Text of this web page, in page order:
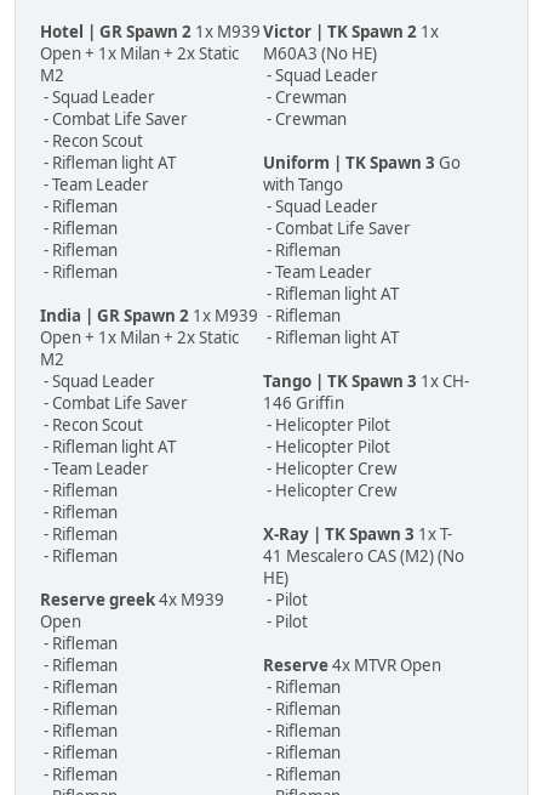
Hotel | GR Spawn 2 1x M939
Open + 1x Milan + 2x Static
M2
- Squad Leader
- Combat Life Saver
- Recon Scout
- Rifleman light AT
- Team Leader
- Rifleman
- Rifleman
- Rifleman
- Rifleman
India | GR Spawn 2 1x M939
Open + 1x Milan + 2x Static
M2
- Squad Leader
- Combat Life Saver
- Recon Scout
- Rifleman light AT
- Team Leader
- Rifleman
- Rifleman
- Rifleman
- Rifleman
Reserve greek4x M939
Open
- Rifleman
- Rifleman
- Rifleman
- Rifleman
- Rifleman
- Rifleman
- Rifleman
Victor | TK Spawn 2 1x
M60A3 (No HE)
- Squad Leader
- Crewman
- Crewman
Uniform | TK Spawn 3 Go
with Tango
- Squad Leader
- Combat Life Saver
- Rifleman
- Team Leader
- Rifleman light AT
- Rifleman
- Rifleman light AT
Tango | TK Spawn 3 1x CH-
146 Griffin
- Helicopter Pilot
- Helicopter Pilot
- Helicopter Crew
- Helicopter Crew
X-Ray | TK Spawn 3 1x T-
41 Mescalero CAS (M2) (No
HE)
- Pilot
- Pilot
Reserve4x MTVR Open
- Rifleman
- Rifleman
- Rifleman
- Rifleman
- Rifleman